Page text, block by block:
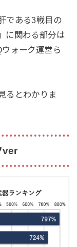
である3戦目の
に関わる部分は
ォーク運営ら
るとわかりま
ver